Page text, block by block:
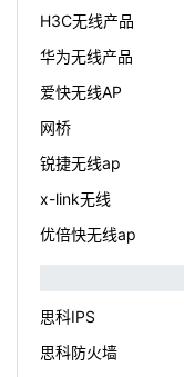
H3C无线产品
华为无线产品
爱快无线AP
网桥
锐捷无线ap
x-link无线
优倍快无线ap
思科IPS
思科防火墙